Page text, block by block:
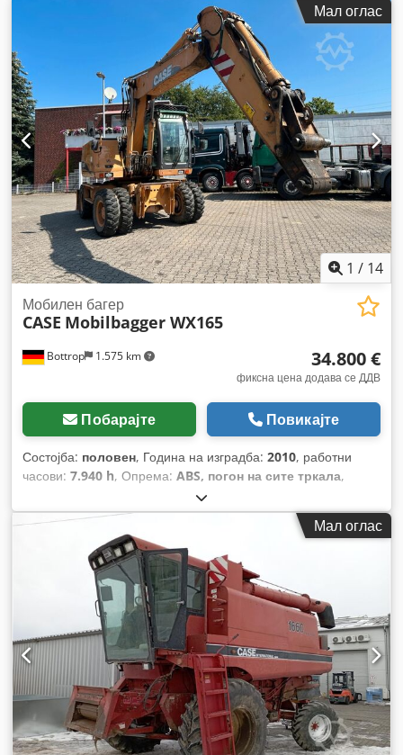
Мал оглас
1 / 14
Bottrop 1.575 km
Мобилен багер
CASE Mobilbagger WX165
34.800 €
фиксна цена додава се ДДВ
Побарајте Повикајте
Состојба: половен, Година на изградба: 2010, работни
часови: 7.940 h, Опрема: ABS, погон на сите тркала,
Мал оглас